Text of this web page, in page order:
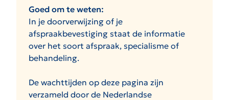
Goed om te weten:
In je doorverwijzing of je
afspraakbevestiging staat de informatie
over het soort afspraak, specialisme of
behandeling.
De wachttijden op deze pagina zijn
verzameld door de Nederlandse